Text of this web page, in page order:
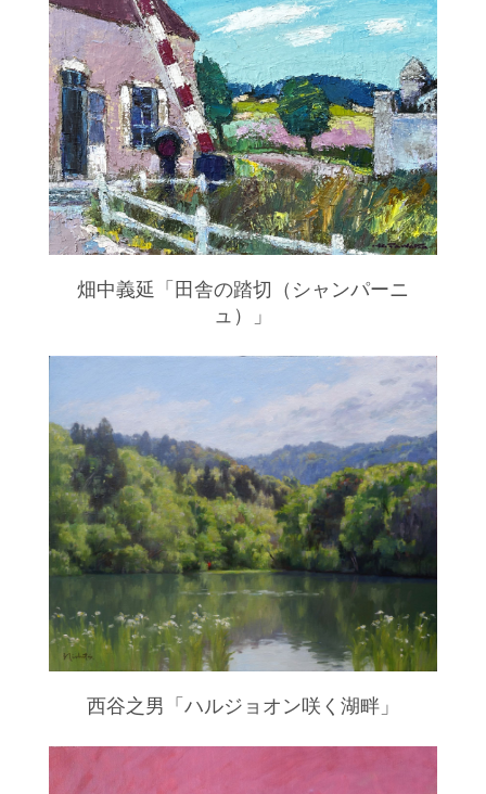
畑中義延「田舎の踏切（シャンパーニ
ュ）」
西谷之男「ハルジョオン咲く湖畔」